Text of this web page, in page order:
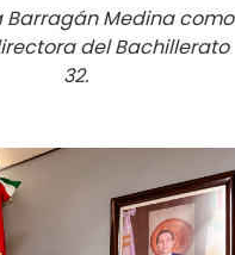
Barragán Medina como
del Bachillerato
32.